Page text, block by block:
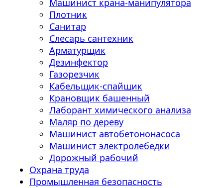
Машинист крана-манипулятора
Плотник
Санитар
Слесарь сантехник
Арматурщик
Дезинфектор
Газорезчик
Кабельщик-спайщик
Крановщик башенный
Лаборант химического анализа
Маляр по дереву
Машинист автобетононасоса
Машинист электролебедки
Дорожный рабочий
Охрана труда
Промышленная безопасность